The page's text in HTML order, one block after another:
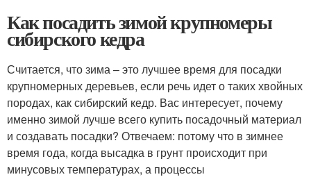
Как посадить зимой крупномеры
сибирского кедра
Считается, что зима – это лучшее время для посадки
крупномерных деревьев, если речь идет о таких хвойных
породах, как сибирский кедр. Вас интересует, почему
именно зимой лучше всего купить посадочный материал
и создавать посадки? Отвечаем: потому что в зимнее
время года, когда высадка в грунт происходит при
минусовых температурах, а процессы